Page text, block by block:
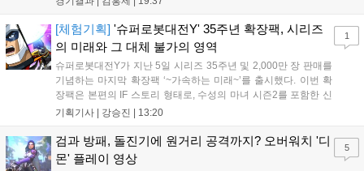
을 빼냈다....
[체험기획] '슈퍼로봇대전Y' 35주년 확장팩, 시리즈
의 미래와 그 대체 불가의 영역
슈퍼로봇대전Y가 지난 5일 시리즈 35주년 및 2,000만 장 판매를
기념하는 마지막 확장팩 ‘~가속하는 미래~’를 출시했다. 이번 확
장팩은 본편의 IF 스토리 형태로, 수성의 마녀 시즌2를 포함한 신
규 참전작과 크로스오버 합체기를 선보이며 작품을 완결 짓는다.
하는 몰입감 있는 서사와 조합을 구현하며 시리즈의 미래를 향한
새로운 가능성을 제시했다....
기획기사 | 강승진 13:20
1
검과 방패, 돌진기에 원거리 공격까지? 오버워치 '디
몬' 플레이 영상
5